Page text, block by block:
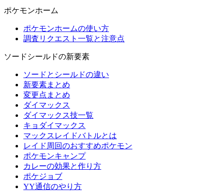
ポケモンホーム
ポケモンホームの使い方
調査リクエスト一覧と注意点
ソードシールドの新要素
ソードとシールドの違い
新要素まとめ
変更点まとめ
ダイマックス
ダイマックス技一覧
キョダイマックス
マックスレイドバトルとは
レイド周回のおすすめポケモン
ポケモンキャンプ
カレーの効果と作り方
ポケジョブ
YY通信のやり方